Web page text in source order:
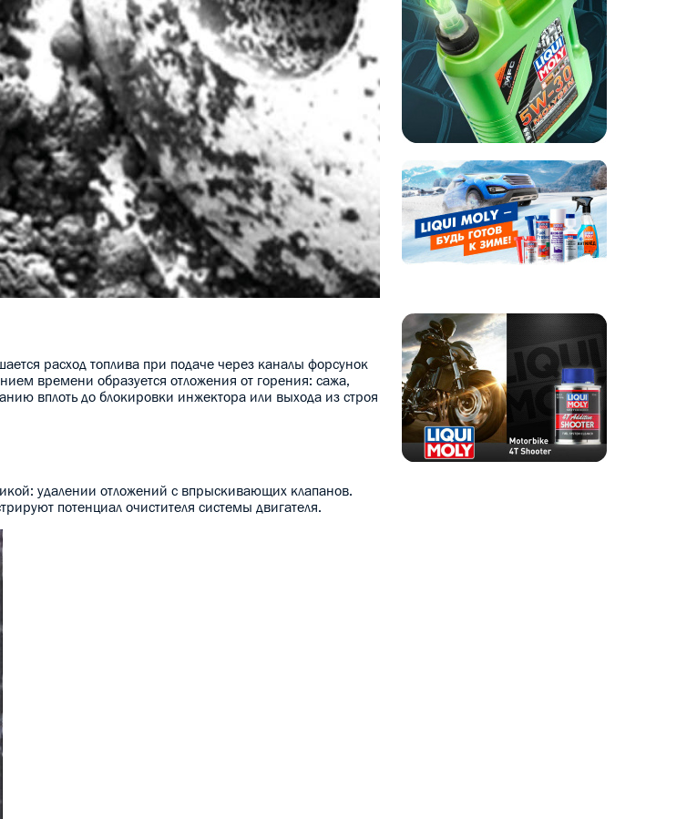
расход топлива при подаче через каналы форсунок
времени образуется отложения от горения: сажа,
вплоть до блокировки инжектора или выхода из строя
удалении отложений с впрыскивающих клапанов.
потенциал очистителя системы двигателя.